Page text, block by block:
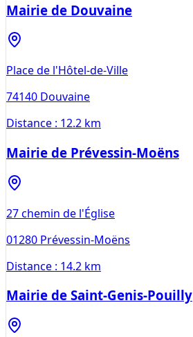
Mairie de Douvaine
Place de l'Hôtel-de-Ville
74140 Douvaine
Distance : 12.2 km
Mairie de Prévessin-Moëns
27 chemin de l'Église
01280 Prévessin-Moëns
Distance : 14.2 km
Mairie de Saint-Genis-Pouilly